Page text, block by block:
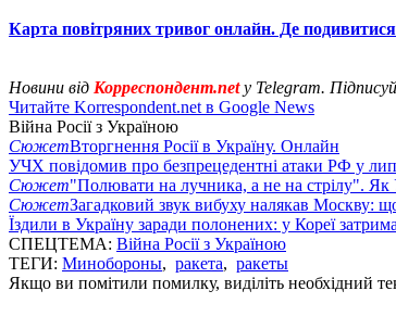
Карта повітряних тривог онлайн. Де подивитися
Новини від Корреспондент.netу Telegram.
Читайте Korrespondent.net в Google News
Війна Росії з Україною
СюжетВторгнення Росії в Україну. Онлайн
УЧХ повідомив про безпрецедентні атаки РФ у
Сюжет"Полювати на лучника, а не на стрілу". Як
СюжетЗагадковий звук вибуху налякав Москву:
Їздили в Україну заради полонених: у Кореї
СПЕЦТЕМА: Війна Росії з Україною
ТЕГИ: Минобороны, ракета, ракеты
Якщо ви помітили помилку, виділіть необхідний